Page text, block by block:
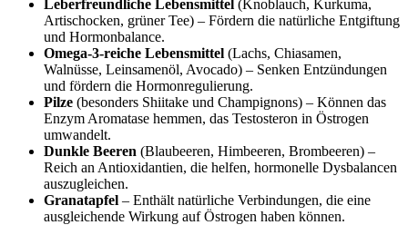
Leberfreundliche Lebensmittel (Knoblauch, Kurkuma,
Artischocken, grüner Tee) – Fördern die natürliche Entgiftung
und Hormonbalance.
Omega-3-reiche Lebensmittel (Lachs, Chiasamen,
Walnüsse, Leinsamenöl, Avocado) – Senken Entzündungen
und fördern die Hormonregulierung.
Pilze (besonders Shiitake und Champignons) – Können das
Enzym Aromatase hemmen, das Testosteron in Östrogen
umwandelt.
Dunkle Beeren (Blaubeeren, Himbeeren, Brombeeren) –
Reich an Antioxidantien, die helfen, hormonelle Dysbalancen
auszugleichen.
Granatapfel – Enthält natürliche Verbindungen, die eine
ausgleichende Wirkung auf Östrogen haben können.